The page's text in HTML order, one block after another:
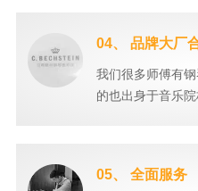
04、 品牌大厂
我们很多师傅有
的也出身于音乐院
05、 全面服务